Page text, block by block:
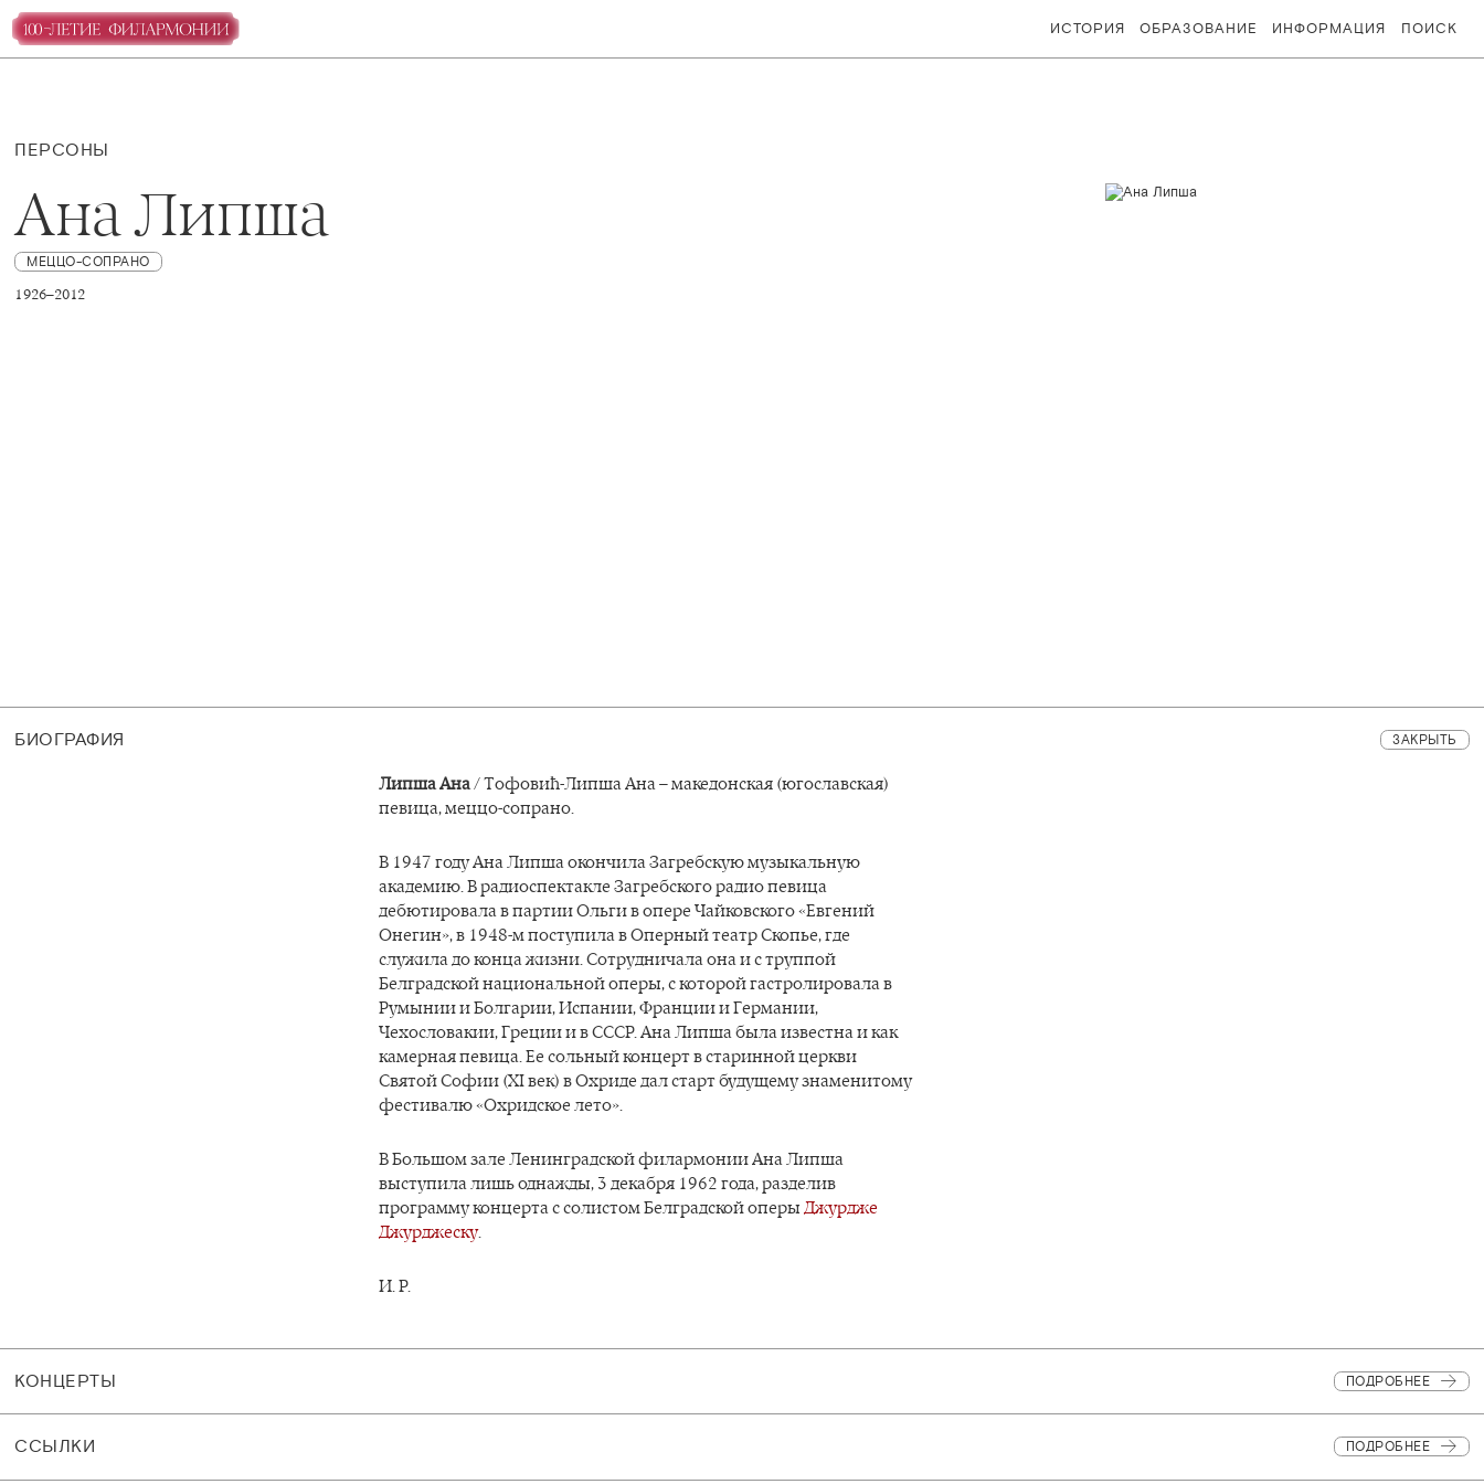
ИСТОРИЯ ОБРАЗОВАНИЕ ИНФОРМАЦИЯ ПОИСК
ПЕРСОНЫ
Ана Липша
МЕЦЦО-СОПРАНО
1926–2012
БИОГРАФИЯ ЗАКРЫТЬ
Липша Ана/ Тофовић-Липша Ана – македонская (югославская)
певица, меццо-сопрано.
В 1947 году Ана Липша окончила Загребскую музыкальную
академию. В радиоспектакле Загребского радио певица
дебютировала в партии Ольги в опере Чайковского «Евгений
Онегин», в 1948-м поступила в Оперный театр Скопье, где
служила до конца жизни. Сотрудничала она и с труппой
Белградской национальной оперы, с которой гастролировала в
Румынии и Болгарии, Испании, Франции и Германии,
Чехословакии, Греции и в СССР. Ана Липша была известна и как
камерная певица. Ее сольный концерт в старинной церкви
Святой Софии (XI век) в Охриде дал старт будущему знаменитому
фестивалю «Охридское лето».
В Большом зале Ленинградской филармонии Ана Липша
выступила лишь однажды, 3 декабря 1962 года, разделив
программу концерта с солистом Белградской оперы Джурдже
Джурджеску.
И. Р.
КОНЦЕРТЫ ПОДРОБНЕЕ
CСЫЛКИ ПОДРОБНЕЕ